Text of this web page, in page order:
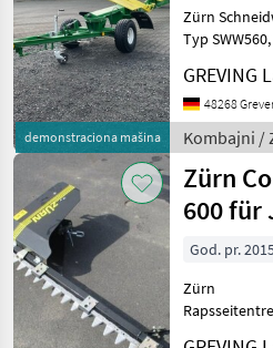
demonstraciona mašina
Zürn
Typ SWW560, Variante
ohne
GREVING
48268
Kombajni /
Zürn
600 für
God. pr.
Zürn